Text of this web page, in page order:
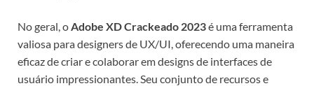
No geral, oAdobe XD Crackeado 2023é uma ferramenta
valiosa para designers de UX/UI, oferecendo uma maneira
eficaz de criar e colaborar em designs de interfaces de
usuário impressionantes. Seu conjunto de recursos e